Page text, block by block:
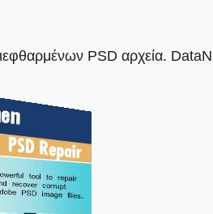
PSD αρχεία.